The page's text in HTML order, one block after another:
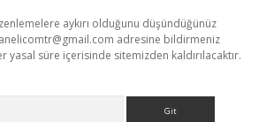
aykırı olduğunu düşündüğünüz
adresine bildirmeniz
yasal süre içerisinde sitemizden kaldırılacaktır.